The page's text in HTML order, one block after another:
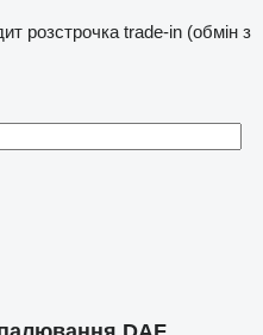
розстрочка trade-in (обмін з